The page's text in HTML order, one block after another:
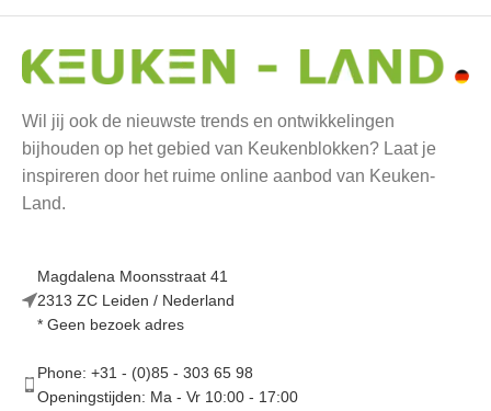
Wil jij ook de nieuwste trends en ontwikkelingen
bijhouden op het gebied van Keukenblokken? Laat je
inspireren door het ruime online aanbod van Keuken-
Land.
Magdalena Moonsstraat 41
2313 ZC Leiden / Nederland
* Geen bezoek adres
Phone: +31 - (0)85 - 303 65 98
Openingstijden: Ma - Vr 10:00 - 17:00